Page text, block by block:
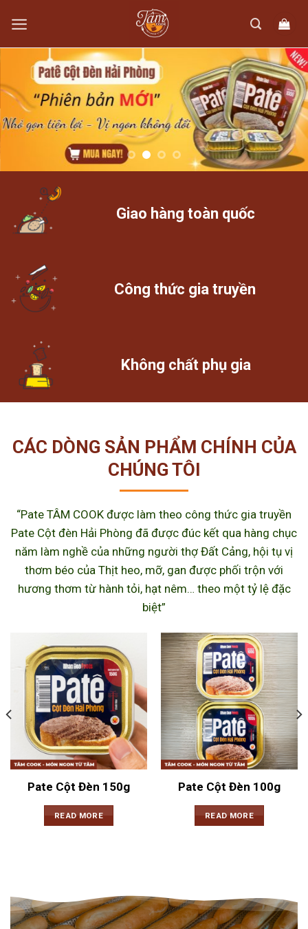
content
Giao hàng toàn quốc
Công thức gia truyền
Không chất phụ gia
CÁC DÒNG SẢN PHẨM CHÍNH CỦA
CHÚNG TÔI
“Pate TÂM COOK được làm theo công thức gia truyền
Pate Cột đèn Hải Phòng đã được đúc kết qua hàng chục
năm làm nghề của những người thợ Đất Cảng, hội tụ vị
thơm béo của Thịt heo, mỡ, gan được phối trộn với
hương thơm từ hành tỏi, hạt nêm… theo một tỷ lệ đặc
biệt”
Pate Cột Đèn 150g
READ MORE
Pate Cột Đèn 100g
READ MORE